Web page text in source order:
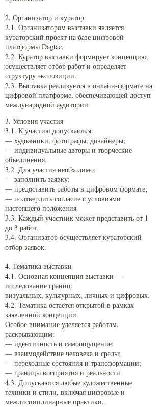
2. Организатор и куратор
2.1. Организатором выставки является
кураторский проект на базе цифровой
платформы Dagtac.
2.2. Куратор выставки формирует концепцию,
осуществляет отбор работ и определяет
структуру экспозиции.
2.3. Выставка реализуется в онлайн-формате на
цифровой платформе, обеспечивающей доступ
международной аудитории.
3. Условия участия
3.1. К участию допускаются:
— художники, фотографы, дизайнеры;
— индивидуальные авторы и творческие
объединения.
3.2. Для участия необходимо:
— заполнить заявку;
— предоставить работы в цифровом формате;
— подтвердить согласие с условиями
настоящего положения.
3.3. Каждый участник может представить от 1
до 3 работ.
3.4. Организатор осуществляет кураторский
отбор заявок.
4. Тематика выставки
4.1. Основная концепция выставки —
исследование границ:
визуальных, культурных, личных и цифровых.
4.2. Тематика остается открытой в рамках
заявленной концепции.
Особое внимание уделяется работам,
раскрывающим:
— идентичность и самоощущение;
— взаимодействие человека и среды;
— переходные состояния и трансформации;
— границы восприятия и реальности.
4.3. Допускаются любые художественные
техники и стили, включая цифровые и
междисциплинарные практики.